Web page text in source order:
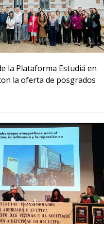
la Plataforma Estudiá en
la oferta de posgrados